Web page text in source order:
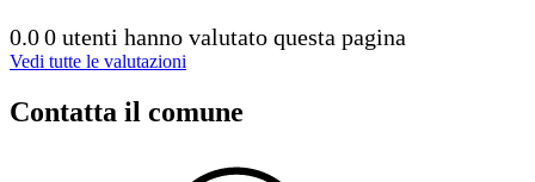
0.00 utenti hanno valutato questa pagina
Vedi tutte le valutazioni
Contatta il comune